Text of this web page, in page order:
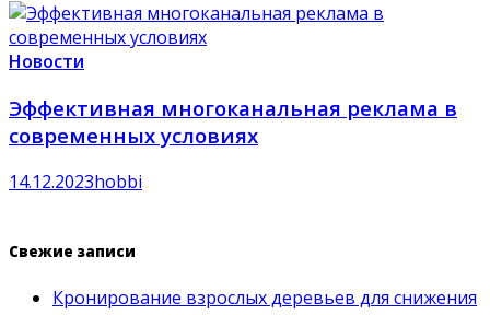
Новости
Эффективная многоканальная реклама в
современных условиях
14.12.2023hobbi
Свежие записи
Кронирование взрослых деревьев для снижения